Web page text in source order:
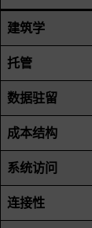
建筑学
托管
数据驻留
成本结构
系统访问
连接性